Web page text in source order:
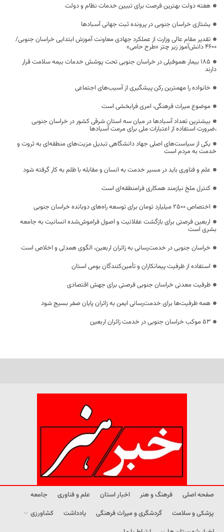
هفته دولت بهترین فرصت برای تبیین خدمات نظام و دولت
یشتازی خراسان جنوبی در پرونده ثبت جهانی آسبادها
تقدیر مقام عالی وزارت از عملکرد جهادی معاونت آموزش ابتدایی خراسان جنوبی/
۴۶۰۰ دانش‌آموز زیر چتر «طرح حامی»
۱۸۵ بیمار هموفیلی در خراسان جنوبی تحت پوشش خدمات بیمه سلامت قرار
دارند
خانواده را مهمترین رکن پیشگیری از آسیب‌های اجتماعی
موضوع میراث فرهنگی، امری فرابخشی است
بیشترین تعداد آسبادها در میان سه استان شرقی کشور در خراسان جنوبی
،ضرورت استفاده از اعتبارات ملی برای مرمت آسبادها
یکی از سیاست‌های اصلی جهاد دانشگاهی تبدیل مزیت‌های منطقه‌ای به ثروت و
خدمت به مردم است
علم و فناوری باید در مسیر خدمت به انسان و مقابله با ظلم به کار گرفته شود
کنترل ملخ نیازمند همکاری فرامنطقه‌ای است
اختصاص 2500 میلیارد تومان برای توسعه راه‌های دوبانده خراسان جنوبی
اربعین فرصتی برای بازگشت عقلانیت و اصول فراموش‌شده انسانیت به جامعه
بشری است
خراسان جنوبی در خدمت‌رسانی به زائران اربعین، الگوی همدلی و اخلاص است
استفاده از ظرفیت پیمانکاران و تأمین‌کنندگان بومی استان
ظرفیت معدنی خراسان جنوبی فرصتی برای جهش اقتصادی
همه ظرفیت‌ها برای خدمت‌رسانی ایمن به زائران پایان صفر بسیج شود
53 موکب خراسان جنوبی در خدمت زائران اربعین
صفحه اصلی فرهنگ و هنر اخبار استان علم و فناوری
جامعه
پزشکی و سلامت
گردشگری و میراث فرهنگی یادداشت
کشاورزی